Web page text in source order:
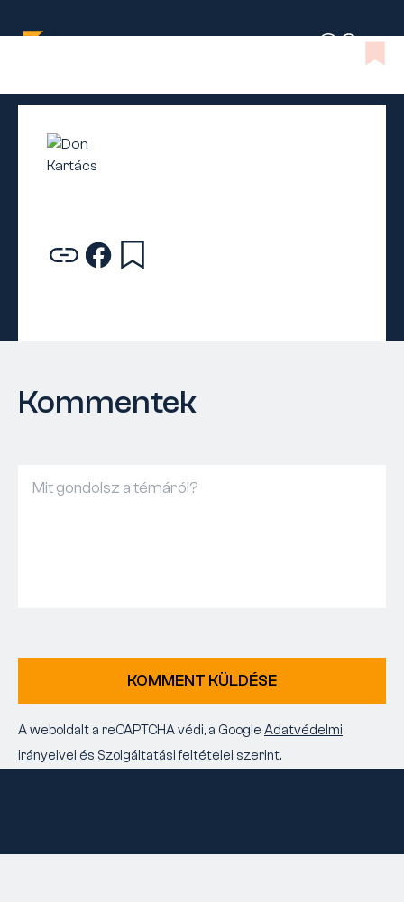
Kommentek
KOMMENT KÜLDÉSE
A weboldalt a reCAPTCHA védi, a Google Adatvédelmi
irányelvei és Szolgáltatási feltételei szerint.